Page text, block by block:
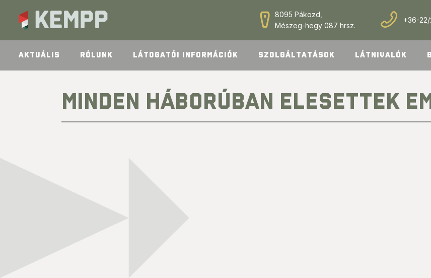
8095 Pákozd,
Mészeg-hegy 087 hrsz.
+36-
AKTUÁLIS RÓLUNK LÁTOGATÓI INFORMÁCIÓK SZOLGÁLTATÁSOK LÁTNIVALÓK
MINDEN HÁBORÚBAN ELESETTEK